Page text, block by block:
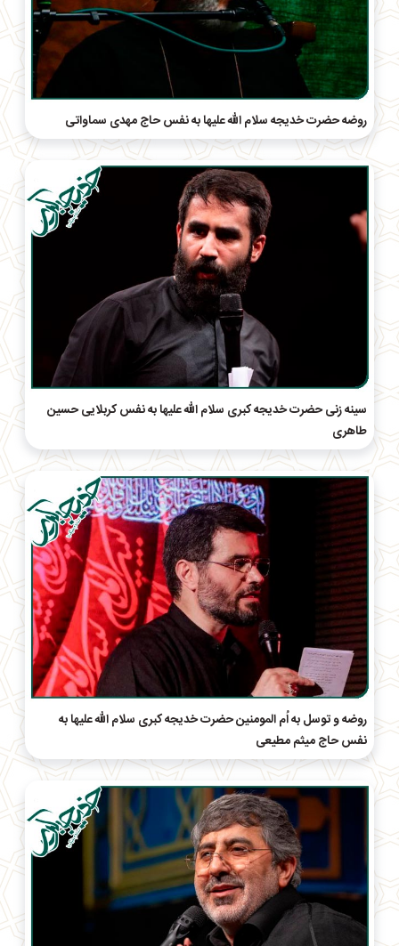
روضه حضرت خدیجه سلام الله علیها به نفس حاج مهدی سماواتی
سینه زنی حضرت خدیجه کبری سلام الله علیها به نفس کربلایی حسین
طاهری
روضه و توسل به اُم المومنین حضرت خدیجه کبری سلام الله علیها به
نفس حاج میثم مطیعی